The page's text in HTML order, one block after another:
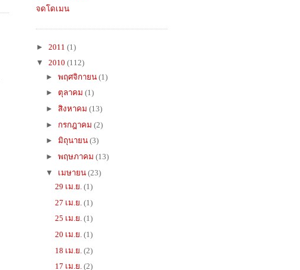
จดโดเมน
► 2011 (1)
▼ 2010 (112)
► พฤศจิกายน (1)
► ตุลาคม (1)
► สิงหาคม (13)
► กรกฎาคม (2)
► มิถุนายน (3)
► พฤษภาคม (13)
▼ เมษายน (23)
29 เม.ย. (1)
27 เม.ย. (1)
25 เม.ย. (1)
20 เม.ย. (1)
18 เม.ย. (2)
17 เม.ย. (2)